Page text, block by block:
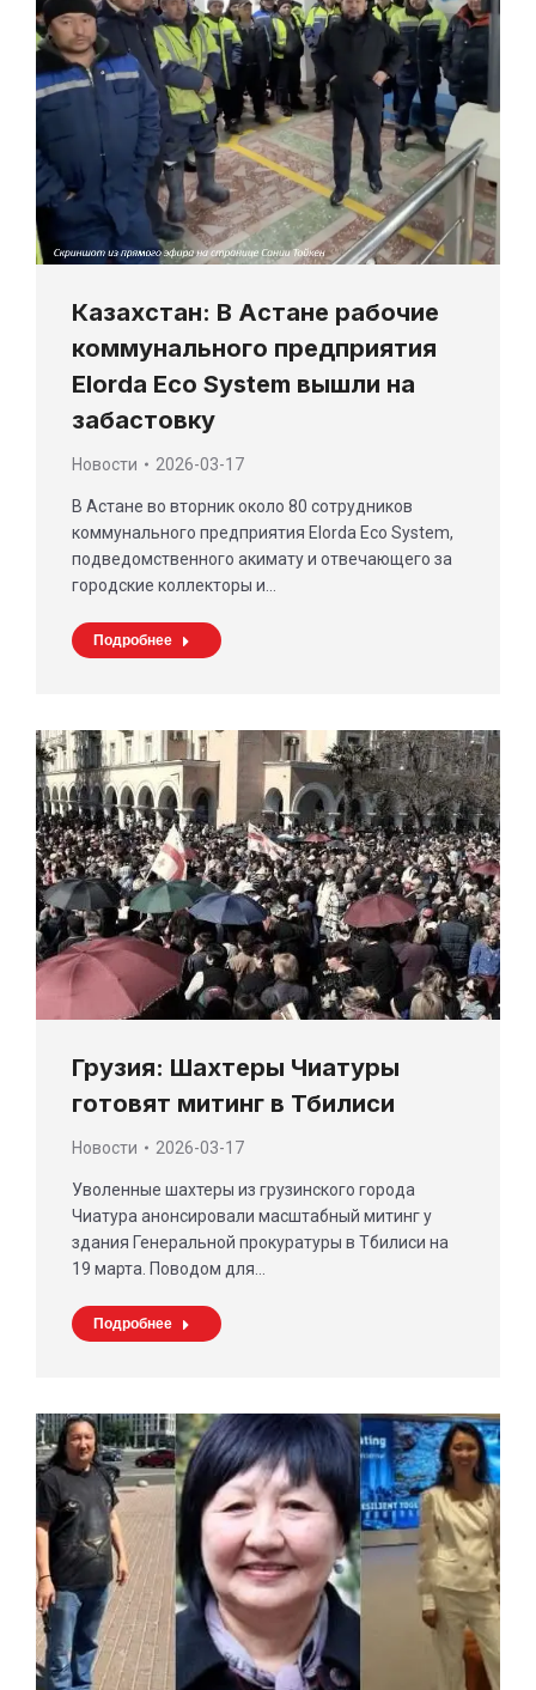
Казахстан: В Астане рабочие
коммунального предприятия
Elorda Eco System вышли на
забастовку
Новости 2026-03-17
В Астане во вторник около 80 сотрудников
коммунального предприятия Elorda Eco System,
подведомственного акимату и отвечающего за
городские коллекторы и…
Подробнее
Грузия: Шахтеры Чиатуры
готовят митинг в Тбилиси
Новости 2026-03-17
Уволенные шахтеры из грузинского города
Чиатура анонсировали масштабный митинг у
здания Генеральной прокуратуры в Тбилиси на
19 марта. Поводом для…
Подробнее